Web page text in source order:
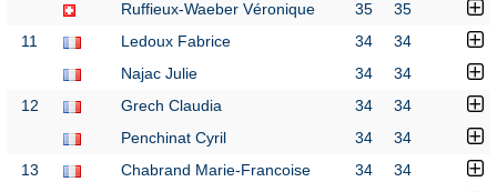
Ruffieux-Waeber Véronique
35
35
11
Ledoux Fabrice 34
34
Najac Julie
34
34
12
Grech Claudia 34
34
Penchinat Cyril
34
34
13
Chabrand Marie-Francoise 34
34